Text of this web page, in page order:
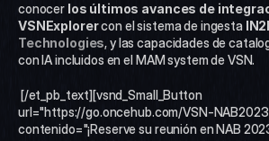
conocer los últimos avances de
VSNExplorer con el sistema de ingesta
Technologies, y las capacidades de
con IA incluidos en el MAM system de VSN.
url="https://go.oncehub.com/VSN-
contenido="¡Reserve su reunión en NAB